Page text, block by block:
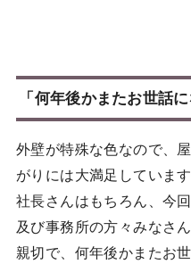
「何年後かまたお世話に
外壁が特殊な色なので、
がりには大満足しています
社長さんはもちろん、今
及び事務所の方々みなさん
親切で、何年後かまたお